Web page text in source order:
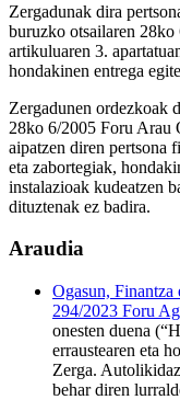
Zergadunak dira
buruzko otsailaren
artikuluaren 3.
hondakinen entrega
Zergadunen ordezkoak
28ko 6/2005 Foru Arau
aipatzen diren pertsona
eta zabortegiak,
instalazioak kudeatzen
dituztenak ez badira.
Araudia
Ogasun, Finantza
294/2023 Foru
onesten duena
erraustearen eta
Zerga.
behar diren